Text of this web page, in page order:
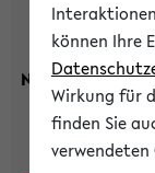
Nachname:
können Ihre
Wirkung für
finden Sie
verwendeten